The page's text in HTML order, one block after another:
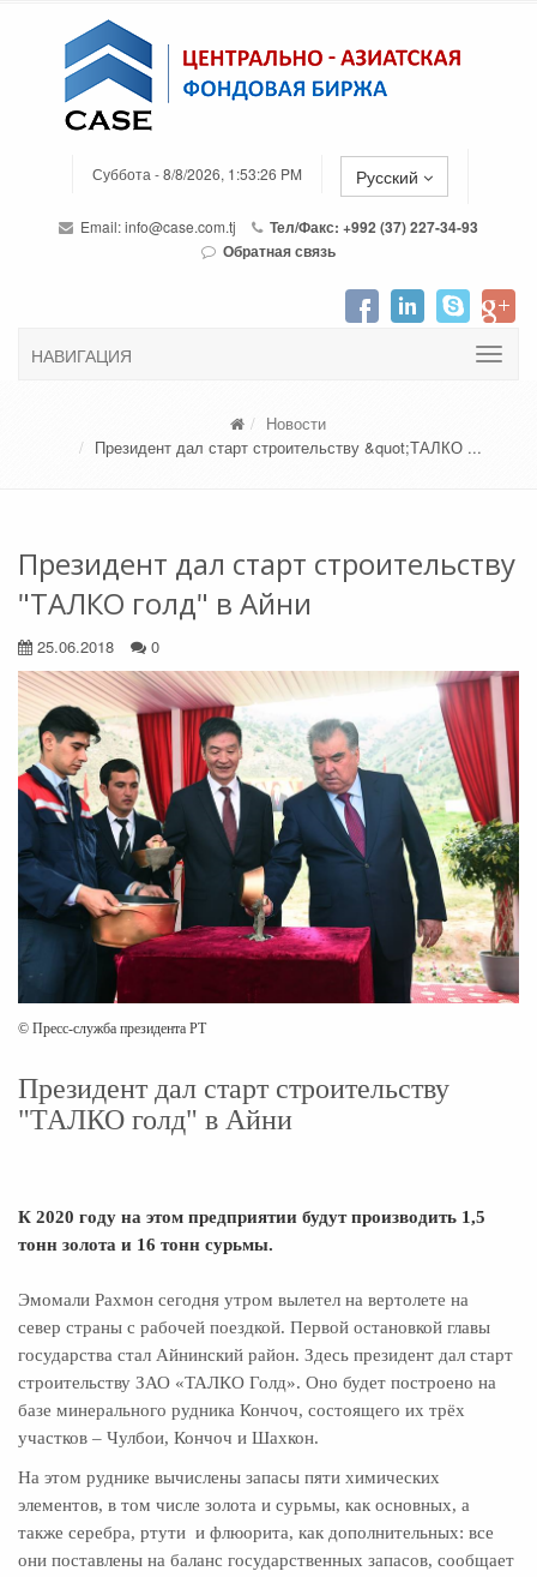
Суббота - 8/8/2026, 1:53:26 PM Русский
Email:info@case.com.tj
Тел/Факс: +992 (37) 227-34-93
Обратная связь
НАВИГАЦИЯ
Новости
Президент дал старт строительству &quot;ТАЛКО ...
Президент дал старт строительству
"ТАЛКО голд" в Айни
25.06.2018 0
© Пресс-служба президента РТ
Президент дал старт строительству
"ТАЛКО голд" в Айни
К 2020 году на этом предприятии будут производить 1,5
тонн золота и 16 тонн сурьмы.
Эмомали Рахмон cегодня утром вылетел на вертолете на
север страны с рабочей поездкой. Первой остановкой главы
государства стал Айнинский район. Здесь президент дал старт
строительству ЗАО «ТАЛКО Голд». Оно будет построено на
базе минерального рудника Кончоч, состоящего их трёх
участков – Чулбои, Кончоч и Шахкон.
На этом руднике вычислены запасы пяти химических
элементов, в том числе золота и сурьмы, как основных, а
также серебра, ртути и флюорита, как дополнительных: все
они поставлены на баланс государственных запасов, сообщает